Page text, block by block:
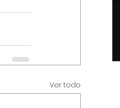
Ver todo